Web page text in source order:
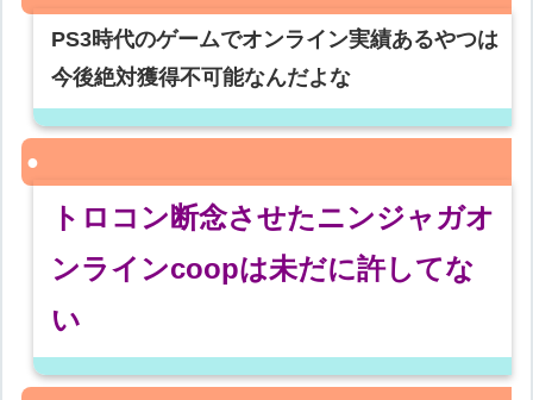
PS3時代のゲームでオンライン実績あるやつは
今後絶対獲得不可能なんだよな
トロコン断念させたニンジャガオ
ンラインcoopは未だに許してな
い